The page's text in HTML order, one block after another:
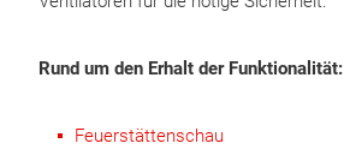
Rund um den Erhalt der Funktionalität:
Feuerstättenschau